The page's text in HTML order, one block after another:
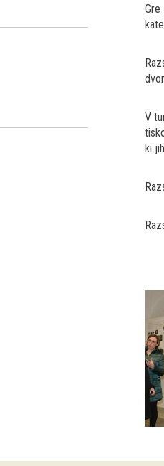
Gre
V
ki